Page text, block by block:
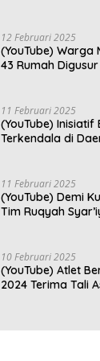
12 Februari 2025
(YouTube) Warga
43 Rumah
11 Februari 2025
(YouTube)
Terkendala di
11 Februari 2025
(YouTube) Demi
Tim Ruqyah
10 Februari 2025
(YouTube) Atlet
2024 Terima Tali